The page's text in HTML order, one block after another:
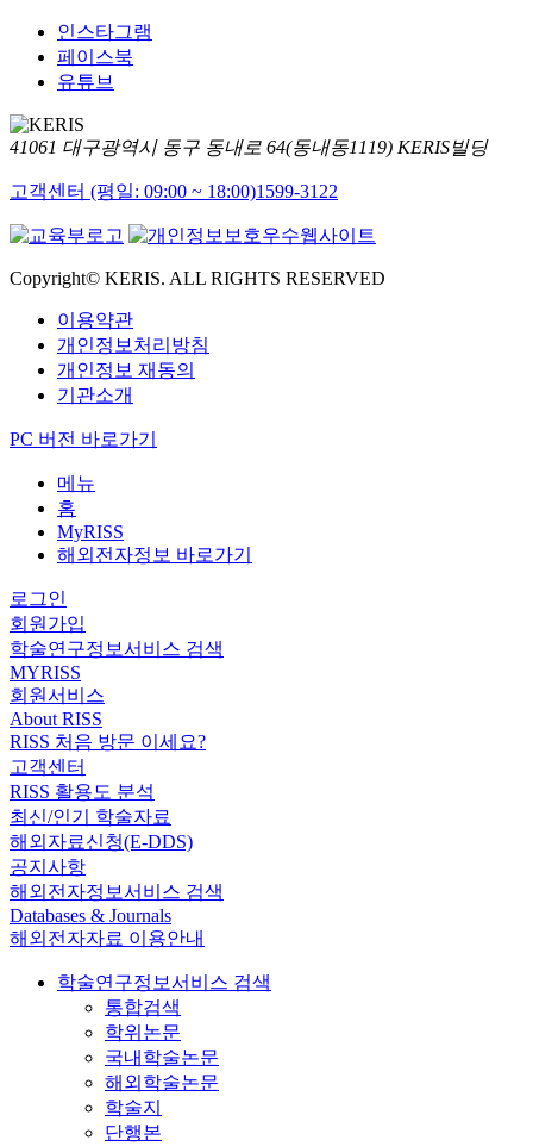
인스타그램
페이스북
유튜브
41061 대구광역시 동구 동내로 64(동내동1119) KERIS빌딩
고객센터 (평일: 09:00 ~ 18:00)1599-3122
Copyright© KERIS. ALL RIGHTS RESERVED
이용약관
개인정보처리방침
개인정보 재동의
기관소개
PC 버전 바로가기
메뉴
홈
MyRISS
해외전자정보 바로가기
로그인
회원가입
학술연구정보서비스 검색
MYRISS
회원서비스
About RISS
RISS 처음 방문 이세요?
고객센터
RISS 활용도 분석
최신/인기 학술자료
해외자료신청(E-DDS)
공지사항
해외전자정보서비스 검색
Databases & Journals
해외전자자료 이용안내
학술연구정보서비스 검색
통합검색
학위논문
국내학술논문
해외학술논문
학술지
단행본